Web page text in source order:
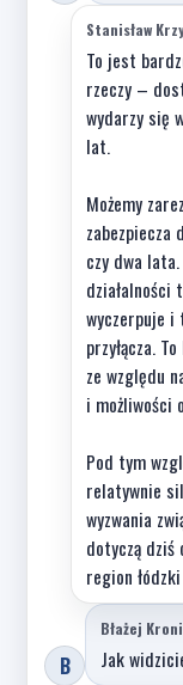
Stanisław
To jest
rzeczy –
wydarzy się
lat.
Możemy
czy dwa
działalności
wyczerpuje i
przyłącza.
ze względu
i możliwości
Pod tym
relatywnie
wyzwania
dotyczą dziś
region
B
Błażej
Jak